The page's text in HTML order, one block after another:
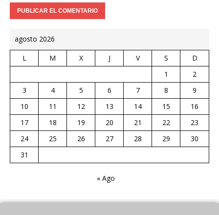
agosto 2026
L M X J V S
D
1
2
3
4 5 6 7 8
9
10
11 12 13 14 15
16
17
18 19 20 21 22
23
24
25 26 27 28 29
30
31
« Ago